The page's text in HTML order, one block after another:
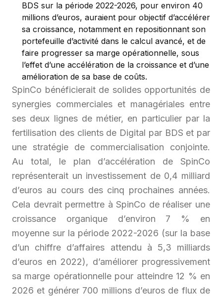
BDS sur la période 2022-2026, pour environ 40
millions d’euros, auraient pour objectif d’accélérer
sa croissance, notamment en repositionnant son
portefeuille d’activité dans le calcul avancé, et de
faire progresser sa marge opérationnelle, sous
l’effet d’une accélération de la croissance et d’une
amélioration de sa base de coûts.
SpinCo bénéficierait de solides opportunités de
synergies commerciales et managériales entre
ses deux lignes de métier, en particulier par la
fertilisation des clients de Digital par BDS et par
une stratégie de commercialisation conjointe.
Au total, le plan d’accélération de SpinCo
représenterait un investissement de 0,4 milliard
d’euros au cours des cinq prochaines années.
Cela devrait permettre à SpinCo de réaliser une
croissance organique d’environ 7 % en
moyenne sur la période 2022-2026 (sur la base
d’un chiffre d’affaires attendu à 5,3 milliards
d’euros en 2022), d’améliorer progressivement
sa marge opérationnelle pour atteindre 12 % en
2026 et générer 700 millions d’euros de flux de